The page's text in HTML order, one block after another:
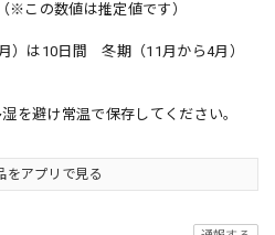
※この数値は推定値です）
）は10日間 冬期（11月から4月）
を避け常温で保存してください。
をアプリで見る